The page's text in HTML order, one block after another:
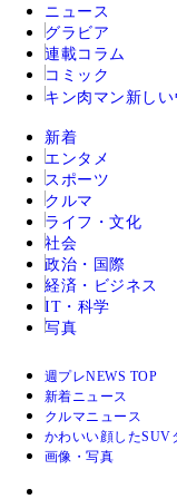
ニュース
グラビア
連載コラム
コミック
キン肉マン 新しい
新着
エンタメ
スポーツ
クルマ
ライフ・文化
社会
政治・国際
経済・ビジネス
IT・科学
写真
週プレNEWS TOP
新着ニュース
クルマニュース
かわいい顔したSUV
画像・写真